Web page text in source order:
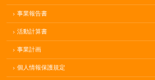
事業報告書
活動計算書
事業計画
個人情報保護規定